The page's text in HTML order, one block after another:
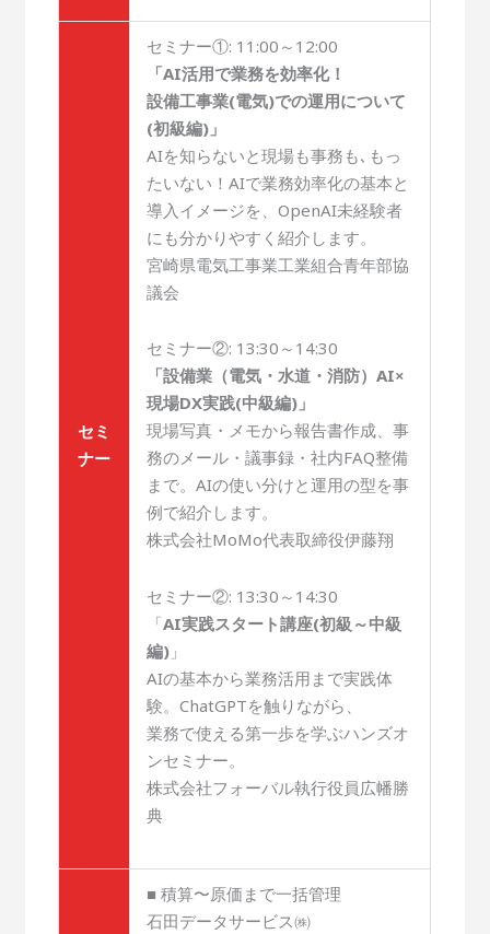
セミ
ナー
セミナー①: 11:00～12:00
「AI活用で業務を効率化！
設備工事業(電気)での運用について
(初級編)」
AIを知らないと現場も事務も､もっ
たいない！AIで業務効率化の基本と
導入イメージを、OpenAI未経験者
にも分かりやすく紹介します。
宮崎県電気工事業工業組合青年部協
議会
セミナー②: 13:30～14:30
「設備業（電気・水道・消防）AI×
現場DX実践(中級編)」
現場写真・メモから報告書作成、事
務のメール・議事録・社内FAQ整備
まで。AIの使い分けと運用の型を事
例で紹介します。
株式会社MoMo代表取締役伊藤翔
セミナー②: 13:30～14:30
「AI実践スタート講座(初級～中級
編) 」
AIの基本から業務活用まで実践体
験。ChatGPTを触りながら、
業務で使える第一歩を学ぶハンズオ
ンセミナー。
株式会社フォーバル執行役員広幡勝
典
■ 積算〜原価まで一括管理
石田データサービス㈱